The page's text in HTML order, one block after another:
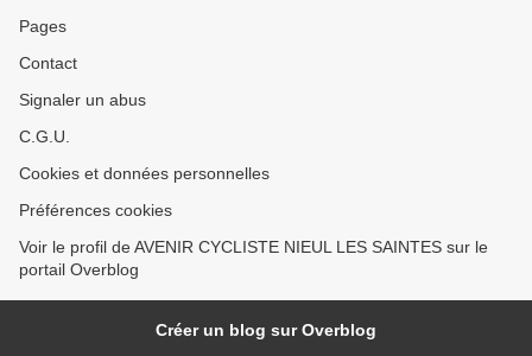
Pages
Contact
Signaler un abus
C.G.U.
Cookies et données personnelles
Préférences cookies
Voir le profil de AVENIR CYCLISTE NIEUL LES SAINTES sur le
portail Overblog
Créer un blog sur Overblog